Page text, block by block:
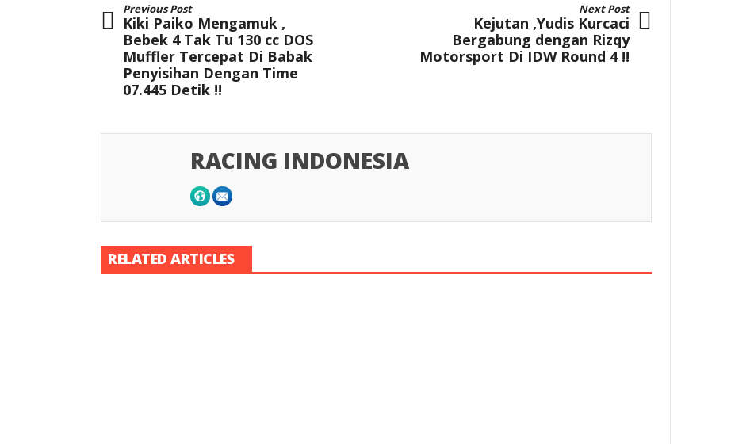
Previous Post
Kiki Paiko Mengamuk ,
Bebek 4 Tak Tu 130 cc DOS
Muffler Tercepat Di Babak
Penyisihan Dengan Time
07.445 Detik !!
Next Post
Kejutan ,Yudis Kurcaci
Bergabung dengan Rizqy
Motorsport Di IDW Round 4 !!
RACING INDONESIA
RELATED ARTICLES